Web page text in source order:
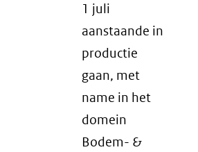
1 juli
aanstaande in
productie
gaan, met
name in het
domein
Bodem- &